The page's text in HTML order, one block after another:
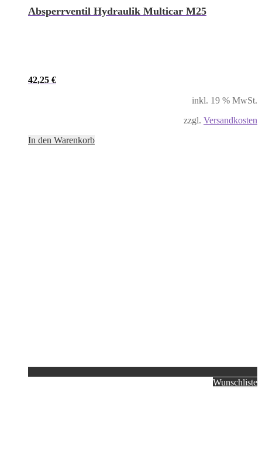
Absperrventil Hydraulik Multicar M25
42,25 €
inkl. 19 % MwSt.
zzgl. Versandkosten
In den Warenkorb
Wunschliste